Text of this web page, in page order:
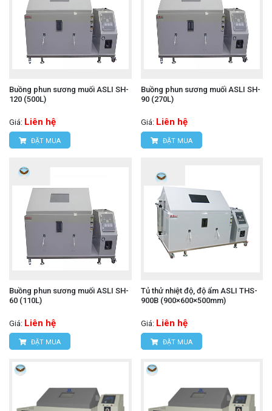
Buồng phun sương muối ASLI SH-
120 (500L)
Giá: Liên hệ
ĐẶT MUA
Buồng phun sương muối ASLI SH-
90 (270L)
Giá: Liên hệ
ĐẶT MUA
Buồng phun sương muối ASLI SH-
60 (110L)
Giá: Liên hệ
ĐẶT MUA
Tủ thử nhiệt độ, độ ẩm ASLI THS-
900B (900×600×500mm)
Giá: Liên hệ
ĐẶT MUA